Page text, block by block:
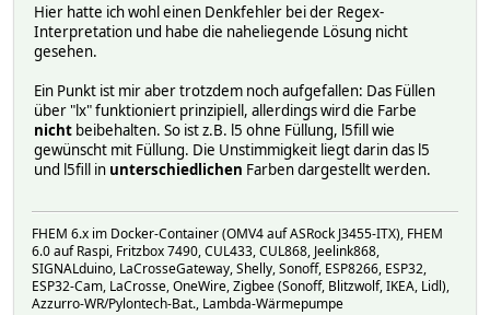
Hier hatte ich wohl einen Denkfehler bei der Regex-
Interpretation und habe die naheliegende Lösung nicht
gesehen.
Ein Punkt ist mir aber trotzdem noch aufgefallen: Das Füllen
über "lx" funktioniert prinzipiell, allerdings wird die Farbe
nicht beibehalten. So ist z.B. l5 ohne Füllung, l5fill wie
gewünscht mit Füllung. Die Unstimmigkeit liegt darin das l5
und l5fill in unterschiedlichen Farben dargestellt werden.
FHEM 6.x im Docker-Container (OMV4 auf ASRock J3455-ITX), FHEM
6.0 auf Raspi, Fritzbox 7490, CUL433, CUL868, Jeelink868,
SIGNALduino, LaCrosseGateway, Shelly, Sonoff, ESP8266, ESP32,
ESP32-Cam, LaCrosse, OneWire, Zigbee (Sonoff, Blitzwolf, IKEA, Lidl),
Azzurro-WR/Pylontech-Bat., Lambda-Wärmepumpe